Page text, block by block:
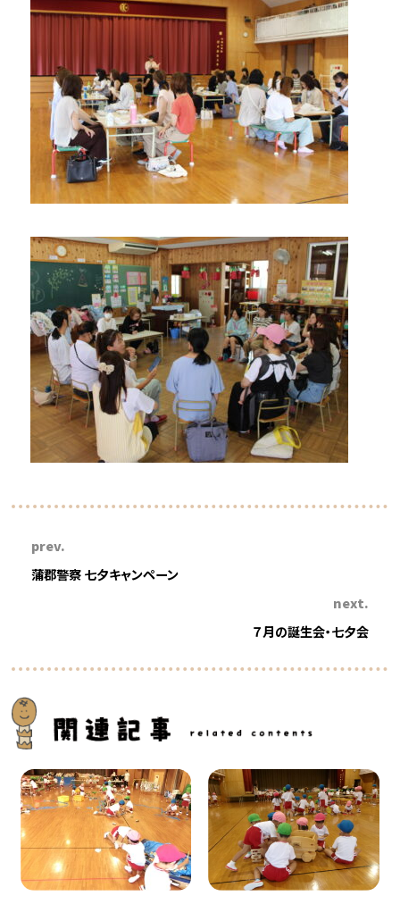
prev.
蒲郡警察 七夕キャンペーン
next.
７月の誕生会・七夕会